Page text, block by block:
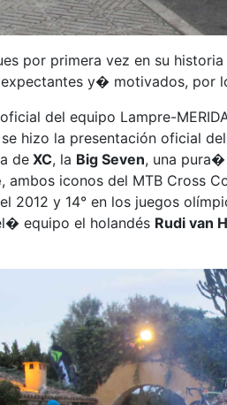
por primera vez en su
y� motivados, por
del equipo Lampre-
hizo la presentación oficial
de XC, la Big Seven, una
, ambos iconos del MTB Cross
2012 y 14° en los juegos
equipo el holandés Rudi van